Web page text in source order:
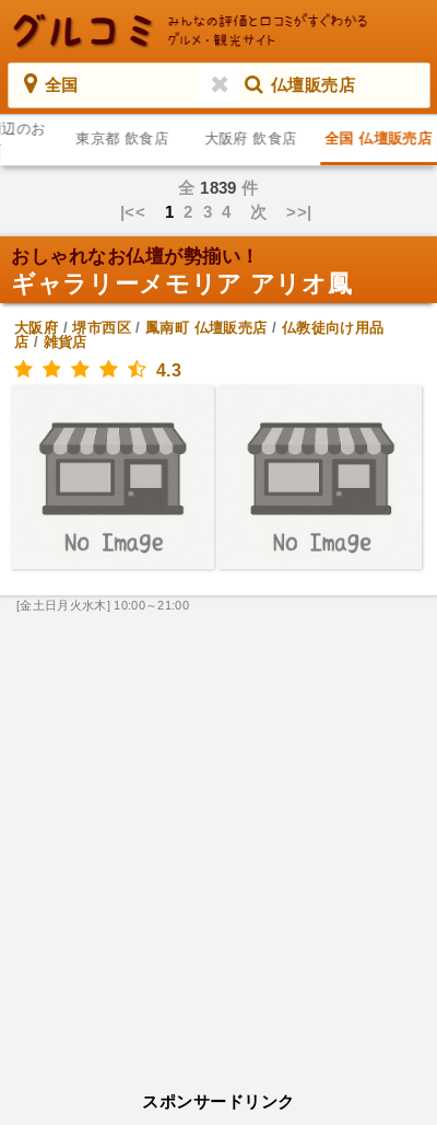
全国 仏壇販売店
のお
東京都 飲食店 大阪府 飲食店 全国 仏壇販売店
全 1839 件
|<< 12 3 4 次 >>|
おしゃれなお仏壇が勢揃い！
ギャラリーメモリア アリオ鳳
大阪府 /堺市西区/鳳南町 仏壇販売店 / 仏教徒向け用品
店 / 雑貨店
4.3
[金土日月火水木] 10:00～21:00
スポンサードリンク